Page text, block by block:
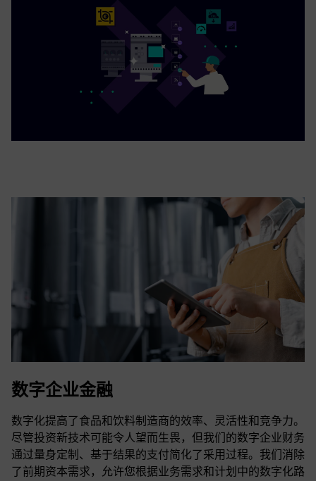
数字企业金融
数字化提高了食品和饮料制造商的效率、灵活性和竞争力。
尽管投资新技术可能令人望而生畏，但我们的数字企业财务
通过量身定制、基于结果的支付简化了采用过程。我们消除
了前期资本需求，允许您根据业务需求和计划中的数字化路